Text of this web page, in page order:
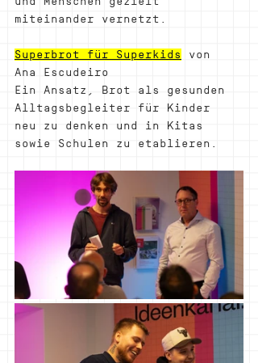
miteinander vernetzt.
Superbrot für Superkids
von
Ana Escudeiro
Ein Ansatz, Brot als gesunden
Alltagsbegleiter für Kinder
neu zu denken und in Kitas
sowie Schulen zu etablieren.